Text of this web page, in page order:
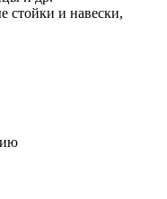
стойки и навески,